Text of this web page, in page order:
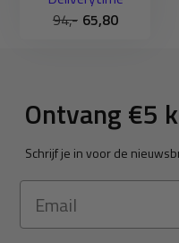
94,- 65,80
Ontvang €5
Schrijf je in voor de
Email